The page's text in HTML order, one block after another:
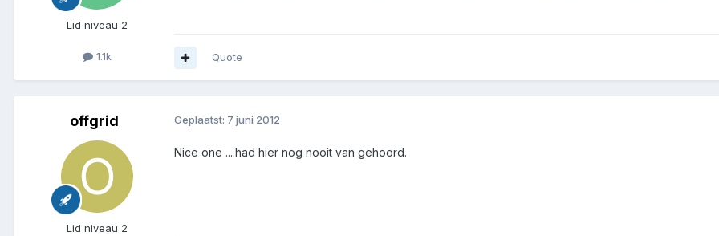
Lid niveau 2
1.1k Quote
offgrid
Lid niveau 2
Geplaatst: 7 juni 2012
Nice one ....had hier nog nooit van gehoord.